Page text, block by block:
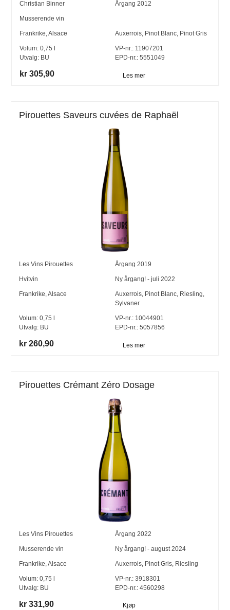
Christian Binner Årgang 2012
Musserende vin
Frankrike,Alsace Auxerrois, Pinot Blanc, Pinot Gris
Volum:0,75
Utvalg: BU
VP-nr.: 11907201
EPD-nr.: 5551049
kr 305,90 Les mer
Pirouettes Saveurs cuvées de Raphaël
Les Vins Pirouettes Årgang 2019
Hvitvin Ny årgang! - juli 2022
Frankrike,Alsace Auxerrois, Pinot Blanc, Riesling,
Sylvaner
Volum:0,75
Utvalg: BU
VP-nr.:10044901
EPD-nr.: 5057856
kr 260,90 Les mer
Pirouettes Crémant Zéro Dosage
Les Vins Pirouettes Årgang 2022
Musserende vin Ny årgang! - august 2024
Frankrike,Alsace Auxerrois, Pinot Gris, Riesling
Volum:0,75
Utvalg: BU
VP-nr.:3918301
EPD-nr.: 4560298
kr 331,90 Kjøp